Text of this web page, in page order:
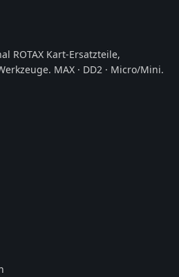
ROTAX Kart-Ersatzteile,
MAX · DD2 · Micro/Mini.